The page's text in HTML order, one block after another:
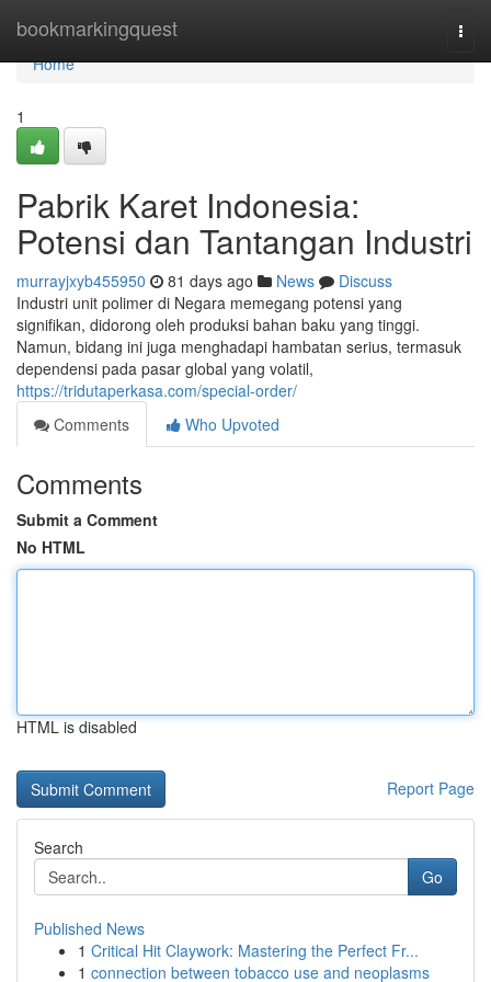
bookmarkingquest
Home
Home
1
Pabrik Karet Indonesia:
Potensi dan Tantangan Industri
murrayjxyb455950 81 days ago News
Discuss
Industri unit polimer di Negara memegang potensi yang
signifikan, didorong oleh produksi bahan baku yang tinggi.
Namun, bidang ini juga menghadapi hambatan serius, termasuk
dependensi pada pasar global yang volatil,
https://tridutaperkasa.com/special-order/
Comments
Who Upvoted
Comments
Submit a Comment
No HTML
HTML is disabled
Report Page
Search
Go
Published News
1 Critical Hit Claywork: Mastering the Perfect Fr...
1 connection between tobacco use and neoplasms